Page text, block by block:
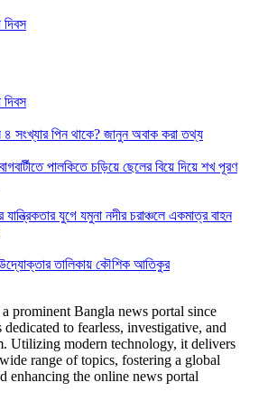
৪ সংখ্যার পিন থাকে? জানুন অবাক করা তথ্য
পালকিতে চড়িয়ে ছেলের বিয়ে দিয়ে শখ পূরণ
যুগে যমুনা নদীর চরাঞ্চলে একমাত্র বাহন
উদ্যোক্তার তালিকায় কৌশিক আতিকুর
prominent Bangla news portal since
to fearless, investigative, and
Utilizing modern technology, it delivers
range of topics, fostering a global
enhancing the online news portal